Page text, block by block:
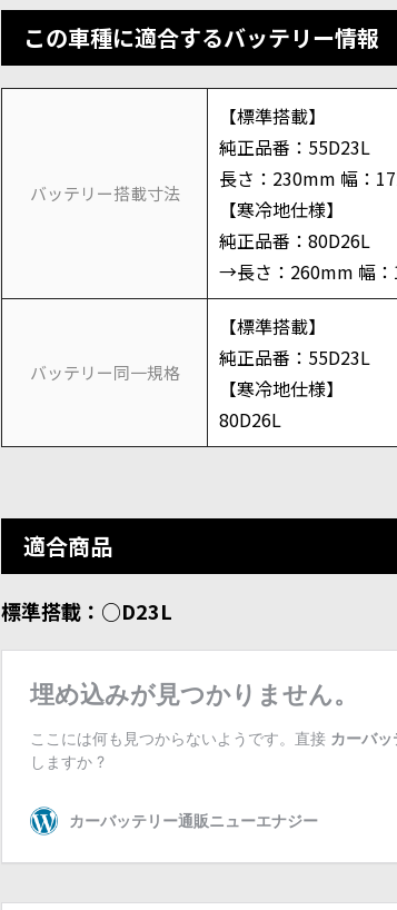
この車種に適合するバッテリー情報
バッテリー搭載寸法
【標準搭載】
純正品番：55D23L
長さ：230mm 幅：
【寒冷地仕様】
純正品番：80D26L
→長さ：260mm 幅
バッテリー同一規格
【標準搭載】
純正品番：55D23L
【寒冷地仕様】
80D26L
適合商品
標準搭載：○D23L